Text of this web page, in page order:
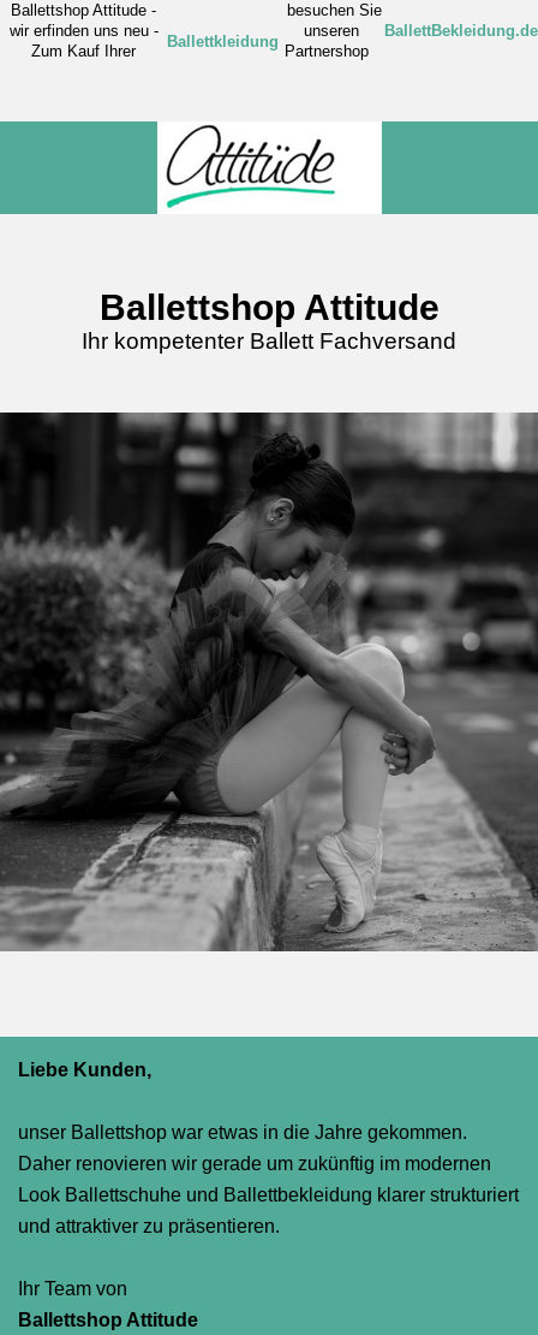
Ballettshop Attitude -
wir erfinden uns neu -
Zum Kauf Ihrer
Ballettkleidung
besuchen Sie
unseren
Partnershop
BallettBekleidung.de
Ballettshop Attitude
Ihr kompetenter Ballett Fachversand
Liebe Kunden,
unser Ballettshop war etwas in die Jahre gekommen.
Daher renovieren wir gerade um zukünftig im modernen
Look Ballettschuhe und Ballettbekleidung klarer strukturiert
und attraktiver zu präsentieren.
Ihr Team von
Ballettshop Attitude